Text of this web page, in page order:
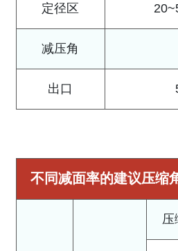
定径区
减压角
出口
不同减面率的建议压缩
压